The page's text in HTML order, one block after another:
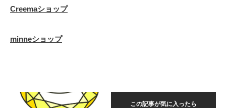
Creemaショップ
minneショップ
この記事が気に入ったら